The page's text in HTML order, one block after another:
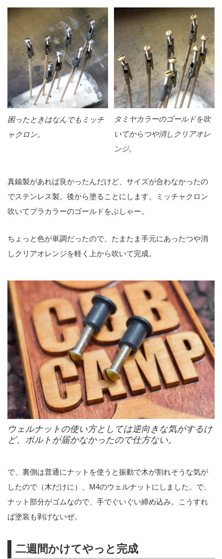
困ったときはなんでもミッチ
ャクロン。
タミヤカラーのゴールドを吹
いてからつや消しクリアオレ
ンジ。
真鍮製があれば良かったんだけど、サイズが合わなかったの
でステンレス製。後から塗ることにします。ミッチャクロン
吹いてプラカラーのゴールドをぶしゃー。
ちょっと色が単調だったので、たまたま手元にあったつや消
しクリアオレンジを軽く上から吹いて完成。
ウェルナットの使い方としては逆向きな気がするけ
ど、ボルトが届かなかったので仕方ない。
で、裏側は普通にナットを使うと振動で木が割れそうな気が
したので（木だけに）、M4のウェルナットにしました。で、
ナット部分がゴムなので、手でぐいぐい締め込み。こうすれ
ば塗装も剥げないぜ。
二週間かけてやっと完成